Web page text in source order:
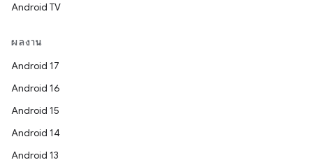
Android TV
ผลงาน
Android 17
Android 16
Android 15
Android 14
Android 13